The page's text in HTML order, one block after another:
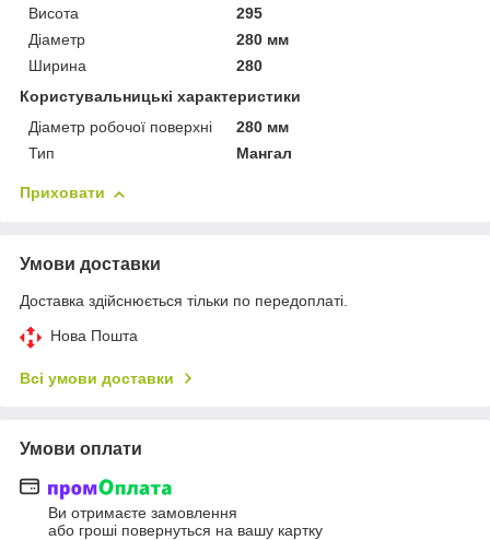
Висота
295
Діаметр
280 мм
Ширина
280
Користувальницькі характеристики
Діаметр робочої поверхні
280 мм
Тип
Мангал
Приховати
Умови доставки
Доставка здійснюється тільки по передоплаті.
Нова Пошта
Всі умови доставки
Умови оплати
Ви отримаєте замовлення
або гроші повернуться на вашу картку